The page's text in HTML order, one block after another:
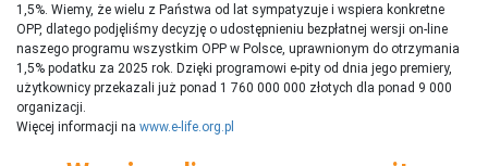
1,5%. Wiemy, że wielu z Państwa od lat sympatyzuje i wspiera konkretne
OPP, dlatego podjęliśmy decyzję o udostępnieniu bezpłatnej wersji on-line
naszego programu wszystkim OPP w Polsce, uprawnionym do otrzymania
1,5% podatku za 2025 rok. Dzięki programowi e-pity od dnia jego premiery,
użytkownicy przekazali już ponad 1 760 000 000 złotych dla ponad 9 000
organizacji.
Więcej informacji na www.e-life.org.pl